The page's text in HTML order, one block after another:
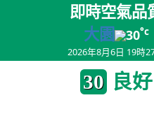
即時空氣品
大園
30°c
2026年8月6日 19時
30 良好